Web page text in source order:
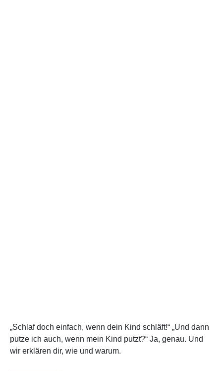
„Schlaf doch einfach, wenn dein Kind schläft!“ „Und dann
putze ich auch, wenn mein Kind putzt?“ Ja, genau. Und
wir erklären dir, wie und warum.